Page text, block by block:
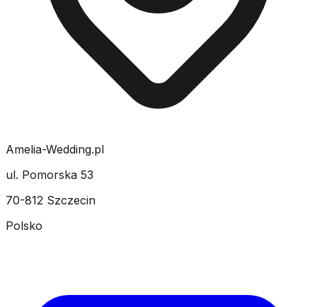
Amelia-Wedding.pl
ul. Pomorska 53
70-812 Szczecin
Polsko